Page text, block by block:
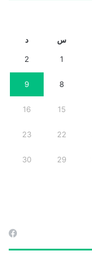
س د
1
2
8
9
15
16
22
23
29
30